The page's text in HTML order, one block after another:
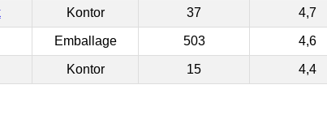
Kontor 37 4,7
Emballage 503 4,6
Kontor 15 4,4